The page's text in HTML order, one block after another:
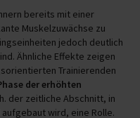
bereits mit einer
Muskelzuwächse zu
jedoch deutlich
Ähnliche Effekte zeigen
Trainierenden
der erhöhten
der zeitliche Abschnitt, in
wird, eine Rolle.